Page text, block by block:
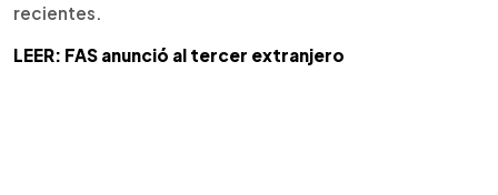
recientes.
LEER: FAS anunció al tercer extranjero